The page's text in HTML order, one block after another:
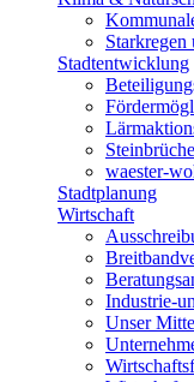
Starkregen
Stadtentwicklung
Steinbrüche
waester-
Stadtplanung
Wirtschaft
Industrie-
Unser